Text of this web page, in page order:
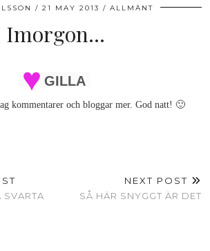
21 MAY 2013 ALLMÄNT
Imorgon…
GILLA
kommentarer och bloggar mer. God natt! 🙂
SVARTA
NEXT POST
SÅ HÄR SNYGGT ÄR DET